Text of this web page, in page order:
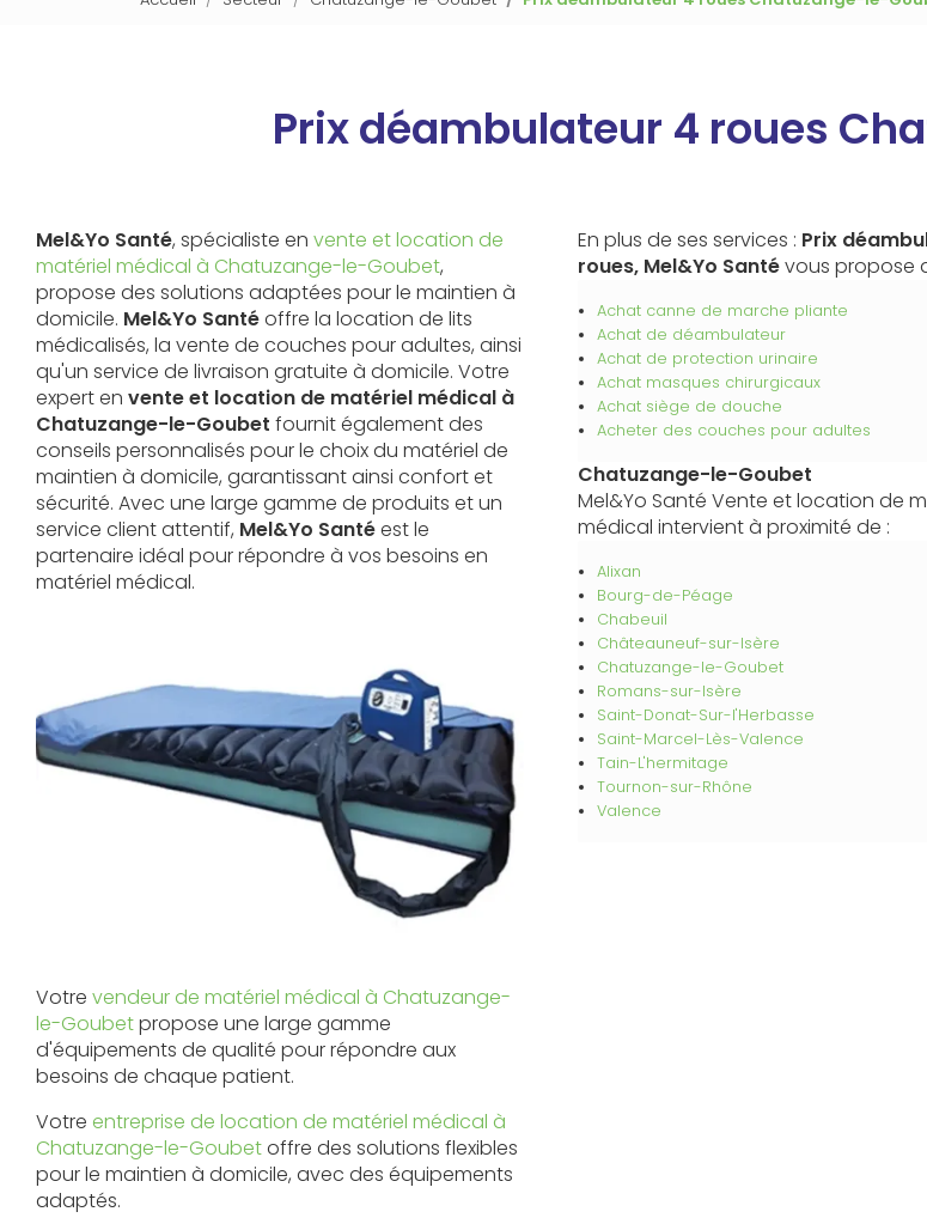
Prix déambulateur 4 roues
Mel&Yo Santé, spécialiste en vente et location de
matériel médical à Chatuzange-le-Goubet,
propose des solutions adaptées pour le maintien à
domicile. Mel&Yo Santéoffre la location de lits
médicalisés, la vente de couches pour adultes, ainsi
qu'un service de livraison gratuite à domicile. Votre
expert en vente et location de matériel médical à
Chatuzange-le-Goubet fournit également des
conseils personnalisés pour le choix du matériel de
maintien à domicile, garantissant ainsi confort et
sécurité. Avec une large gamme de produits et un
service client attentif, Mel&Yo Santéest le
partenaire idéal pour répondre à vos besoins en
matériel médical.
Votre vendeur de matériel médical à Chatuzange-
le-Goubetpropose une large gamme
d'équipements de qualité pour répondre aux
besoins de chaque patient.
Votre entreprise de location de matériel médical à
Chatuzange-le-Goubetoffre des solutions flexibles
pour le maintien à domicile, avec des équipements
adaptés.
En plus de ses services : Prix
roues, Mel&Yo Santévous propose
Achat canne de marche pliante
Achat de déambulateur
Achat de protection urinaire
Achat masques chirurgicaux
Achat siège de douche
Acheter des couches pour adultes
Chatuzange-le-Goubet
Mel&Yo Santé Vente et location de
médical intervient à proximité de :
Alixan
Bourg-de-Péage
Chabeuil
Châteauneuf-sur-Isère
Chatuzange-le-Goubet
Romans-sur-Isère
Saint-Donat-Sur-l'Herbasse
Saint-Marcel-Lès-Valence
Tain-L'hermitage
Tournon-sur-Rhône
Valence